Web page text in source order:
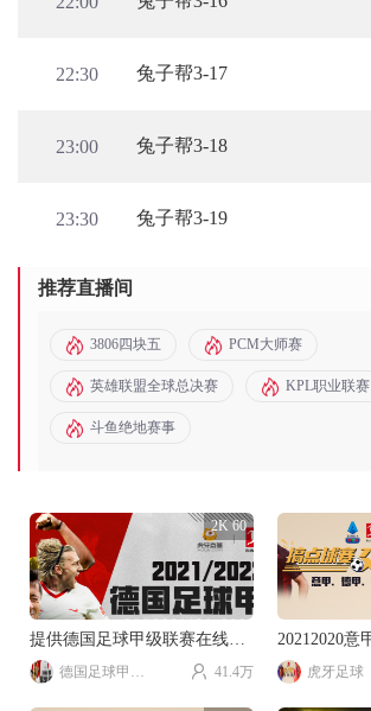
22:30 兔子帮3-17
23:00 兔子帮3-18
23:30 兔子帮3-19
推荐直播间
3806四块五 PCM大师赛
英雄联盟全球总决赛 KPL职业联赛
斗鱼绝地赛事
2K 60
提供德国足球甲级联赛在线直播
41.4万 虎牙足球